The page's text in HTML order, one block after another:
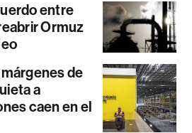
entre
Ormuz
de
a
caen en el